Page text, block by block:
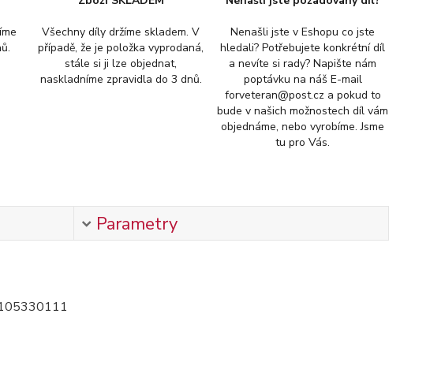
Všechny díly držíme skladem. V
případě, že je položka vyprodaná,
stále si ji lze objednat,
naskladníme zpravidla do 3 dnů.
Nenašli jste v Eshopu co jste
hledali? Potřebujete konkrétní díl
a nevíte si rady? Napište nám
poptávku na náš E-mail
forveteran@post.cz a pokud to
bude v našich možnostech díl vám
objednáme, nebo vyrobíme. Jsme
tu pro Vás.
Parametry